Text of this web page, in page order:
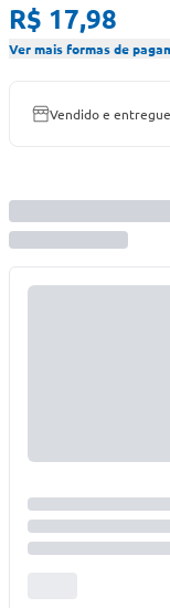
R$ 17,98
Ver mais formas de
Vendido e